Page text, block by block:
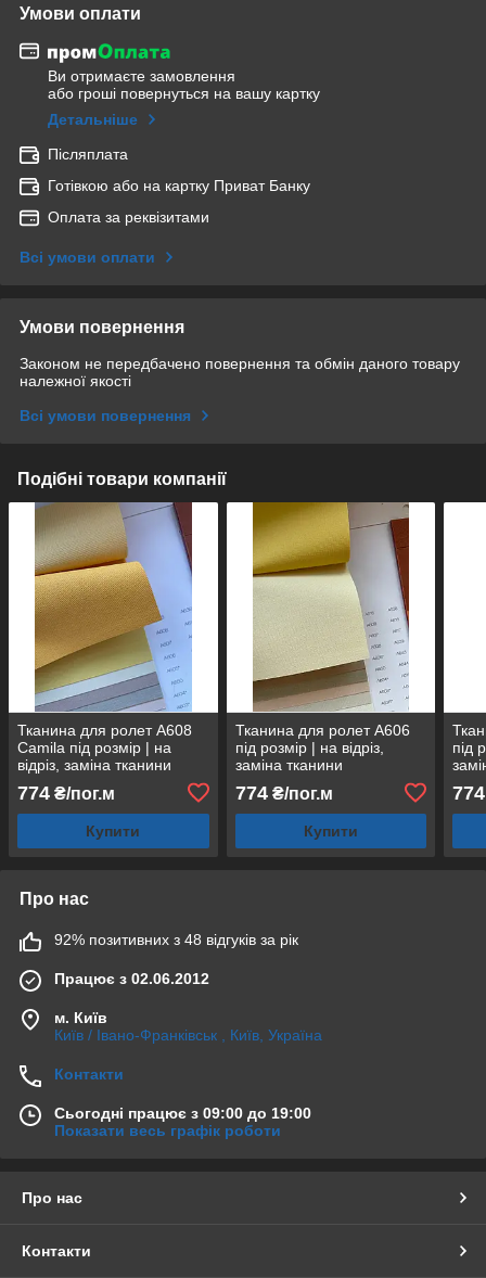
Умови оплати
Ви отримаєте замовлення
або гроші повернуться на вашу картку
Детальніше
Післяплата
Готівкою або на картку Приват Банку
Оплата за реквізитами
Всі умови оплати
Умови повернення
Законом не передбачено повернення та обмін даного товару
належної якості
Всі умови повернення
Подібні товари компанії
Тканина для ролет A608
Camila під розмір | на
відріз, заміна тканини
774 ₴/пог.м
Купити
Тканина для ролет A606
під розмір | на відріз,
заміна тканини
774₴/пог.м
Купити
під
774
Про нас
92% позитивних з 48 відгуків за рік
Працює з 02.06.2012
м. Київ
Київ / Івано-Франківськ , Київ, Україна
Контакти
Сьогодні працює з 09:00 до 19:00
Показати весь графік роботи
Про нас
Контакти